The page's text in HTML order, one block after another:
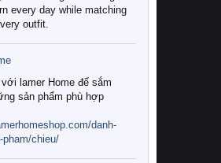
every day while matching
outfit.
với lamer Home để sắm
sản phẩm phù hợp
danh-
pham/chieu/